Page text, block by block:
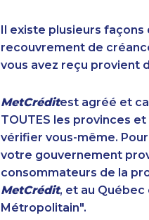
Il existe plusieurs façons
recouvrement de
vous avez reçu provient
MetCréditest agréé et
TOUTES les provinces
vérifier vous-même.
votre gouvernement
consommateurs de la
MetCrédit, et au
Métropolitain".